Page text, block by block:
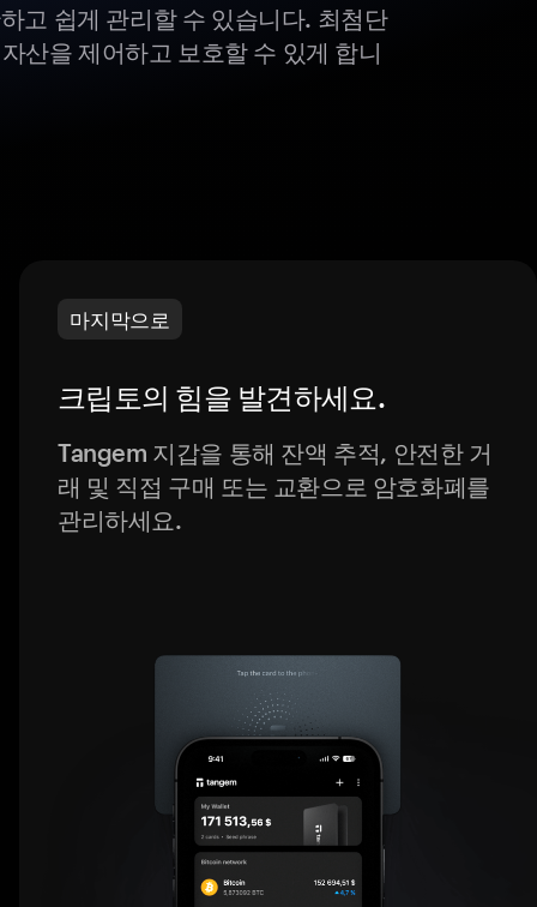
고 쉽게 관리할 수 있습니다. 최첨단
산을 제어하고 보호할 수 있게 합니
마지막으로
크립토의 힘을 발견하세요.
Tangem 지갑을 통해 잔액 추적, 안전한 거
래 및 직접 구매 또는 교환으로 암호화폐를
관리하세요.